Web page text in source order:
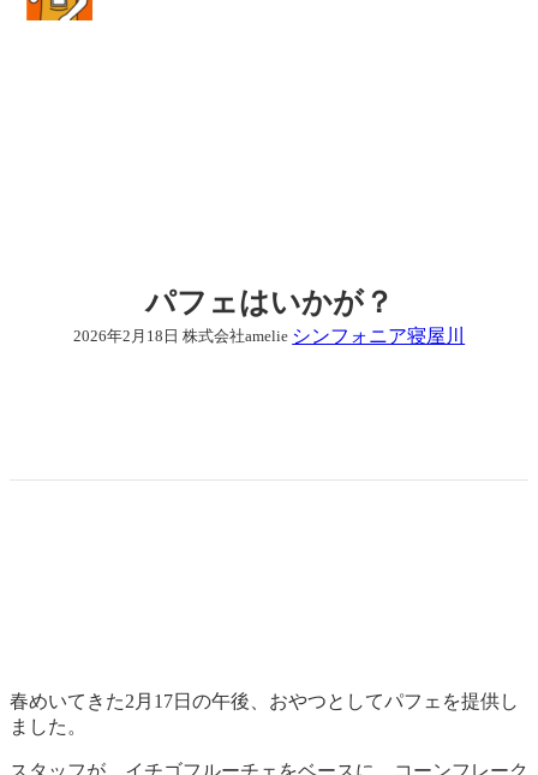
パフェはいかが？
2026年2月18日 株式会社amelie シンフォニア寝屋川
春めいてきた2月17日の午後、おやつとしてパフェを提供し
ました。
スタッフが、イチゴフルーチェをベースに、コーンフレーク